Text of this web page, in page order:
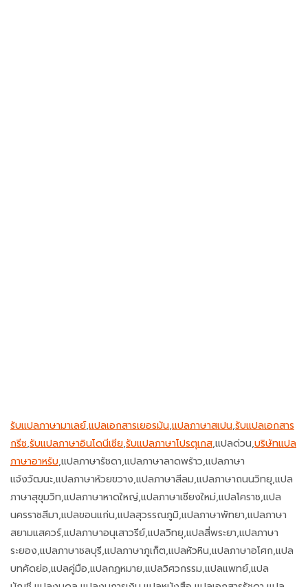
รับแปลภาษามาเลย์,แปลเอกสารเยอรมัน,แปลภาษาสเปน,รับแปลเอกสาร
กรีซ,รับแปลภาษาอินโดนีเซีย,รับแปลภาษาโปรตุเกส,แปลด่วน,บริษัทแปล
ภาษาอาหรับ,แปลภาษารัชดา,แปลภาษาลาดพร้าว,แปลภาษา
แจ้งวัฒนะ,แปลภาษาห้วยขวาง,แปลภาษาสีลม,แปลภาษาถนนวิทยุ,แปล
ภาษาสุขุมวิท,แปลภาษาหาดใหญ่,แปลภาษาเชียงใหม่,แปลโคราช,แปล
นครราชสีมา,แปลขอนแก่น,แปลสุวรรณภูมิ,แปลภาษาพัทยา,แปลภาษา
สยามแสควร์,แปลภาษาอนุเสาวรีย์,แปลวิทยุ,แปลสี่พระยา,แปลภาษา
ระยอง,แปลภาษาชลบุรี,แปลภาษาภูเก็ต,แปลหัวหิน,แปลภาษาอโศก,แปล
บทคัดย่อ,แปลคู่มือ,แปลกฎหมาย,แปลวิศวกรรม,แปลแพทย์,แปล